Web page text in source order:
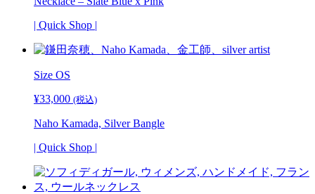
| Quick Shop |
Size OS
¥33,000 (税込)
Naho Kamada, Silver Bangle
| Quick Shop |